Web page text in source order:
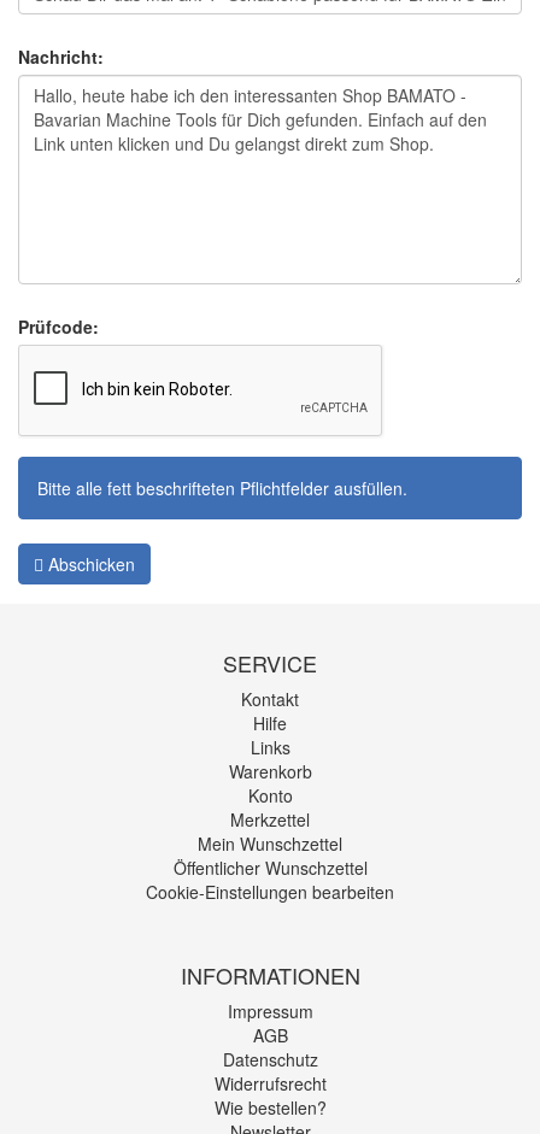
Nachricht:
Prüfcode:
Bitte alle fett beschrifteten Pflichtfelder ausfüllen.
Abschicken
SERVICE
Kontakt
Hilfe
Links
Warenkorb
Konto
Merkzettel
Mein Wunschzettel
Öffentlicher Wunschzettel
Cookie-Einstellungen bearbeiten
INFORMATIONEN
Impressum
AGB
Datenschutz
Widerrufsrecht
Wie bestellen?